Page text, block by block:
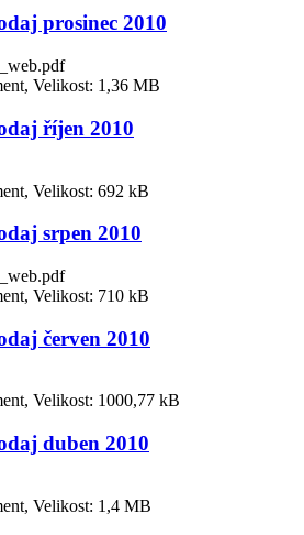
prosinec 2010
Velikost: 1,36 MB
říjen 2010
Velikost: 692 kB
srpen 2010
Velikost: 710 kB
červen 2010
Velikost: 1000,77 kB
duben 2010
Velikost: 1,4 MB